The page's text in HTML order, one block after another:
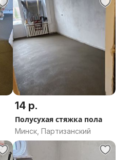
14 р.
Полусухая стяжка пола
Минск, Партизанский